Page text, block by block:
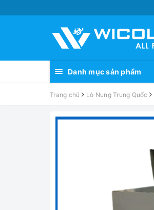
Danh mục sản phẩm
Trang chủ Lò Nung Trung Quốc